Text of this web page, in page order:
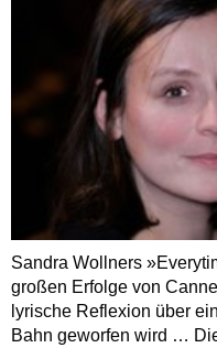
Sandra Wollners
großen Erfolge von
lyrische Reflexion über
Bahn geworfen wird …